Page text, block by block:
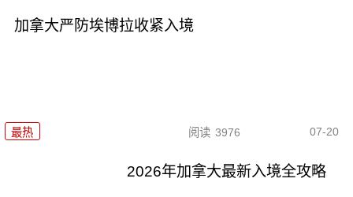
加拿大严防埃博拉收紧入境
最热 阅读 3976 07-20
2026年加拿大最新入境全攻略